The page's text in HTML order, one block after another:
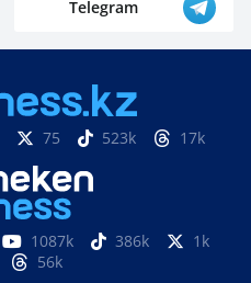
Telegram
75 523k 17k
1087k 386k
1k
56k